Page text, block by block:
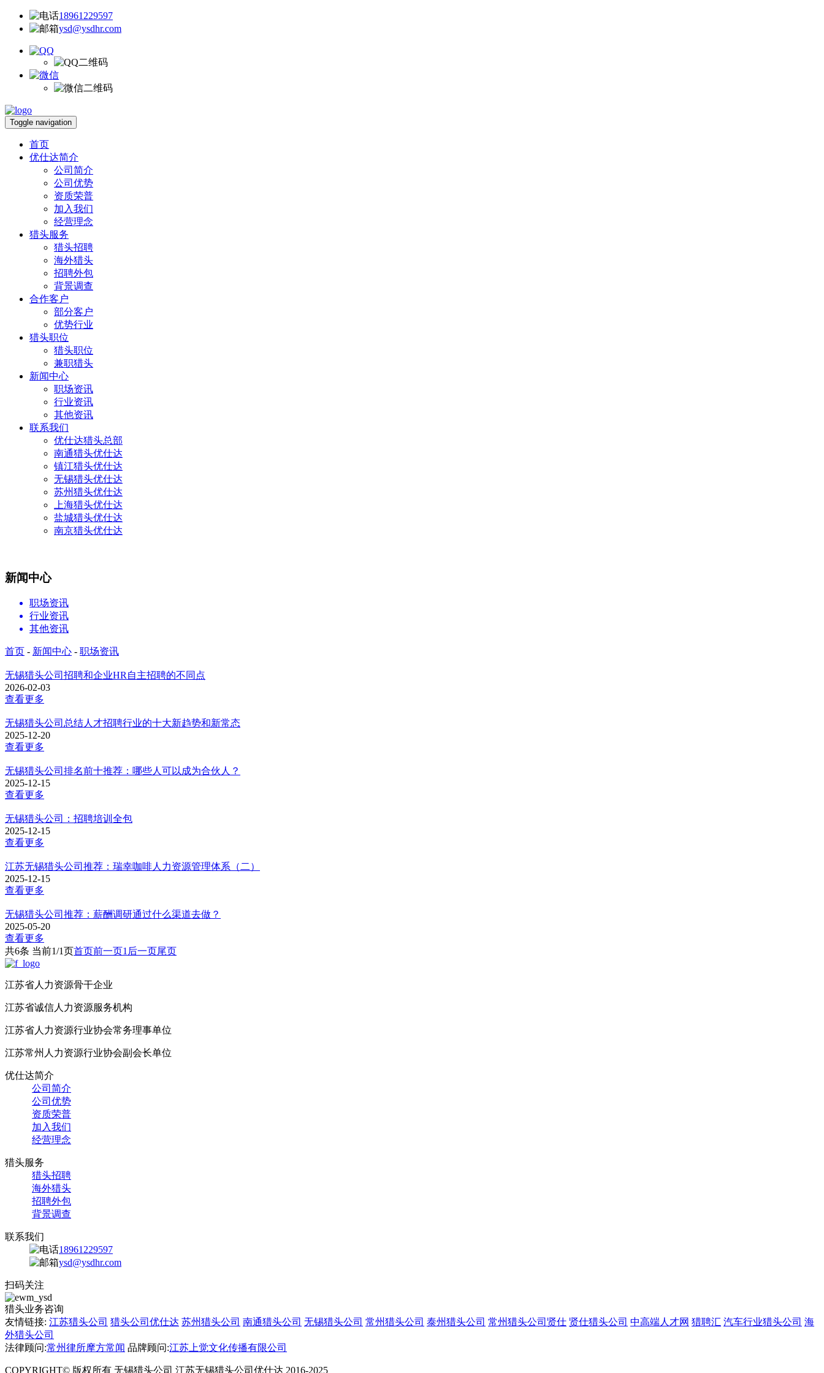
18961229597
ysd@ysdhr.com
Toggle navigation
首页
优仕达简介
公司简介
公司优势
资质荣普
加入我们
经营理念
猎头服务
猎头招聘
海外猎头
招聘外包
背景调查
合作客户
部分客户
优势行业
猎头职位
猎头职位
兼职猎头
新闻中心
职场资讯
行业资讯
其他资讯
联系我们
优仕达猎头总部
南通猎头优仕达
镇江猎头优仕达
无锡猎头优仕达
苏州猎头优仕达
上海猎头优仕达
盐城猎头优仕达
南京猎头优仕达
新闻中心
职场资讯
行业资讯
其他资讯
首页 - 新闻中心 - 职场资讯
无锡猎头公司招聘和企业HR自主招聘的不同点
2026-02-03
查看更多
无锡猎头公司总结人才招聘行业的十大新趋势和新常态
2025-12-20
查看更多
无锡猎头公司排名前十推荐：哪些人可以成为合伙人？
2025-12-15
查看更多
无锡猎头公司：招聘培训全包
2025-12-15
查看更多
江苏无锡猎头公司推荐：瑞幸咖啡人力资源管理体系（二）
2025-12-15
查看更多
无锡猎头公司推荐：薪酬调研通过什么渠道去做？
2025-05-20
查看更多
共6条 当前1/1页首页前一页1后一页尾页
江苏省人力资源骨干企业
江苏省诚信人力资源服务机构
江苏省人力资源行业协会常务理事单位
江苏常州人力资源行业协会副会长单位
优仕达简介
公司简介
公司优势
资质荣普
加入我们
经营理念
猎头服务
猎头招聘
海外猎头
招聘外包
背景调查
联系我们
18961229597
ysd@ysdhr.com
扫码关注
猎头业务咨询
友情链接: 江苏猎头公司 猎头公司优仕达 苏州猎头公司 南通猎头公司 无锡猎头公司 常州猎头公司 泰州猎头公司 常州猎头公司贤仕 贤仕猎头公司 中高端人才网 猎聘汇 汽车行业猎头公司 海
外猎头公司
法律顾问:常州律所摩方常闻 品牌顾问:江苏上觉文化传播有限公司
COPYRIGHT© 版权所有 无锡猎头公司 江苏无锡猎头公司优仕达 2016-2025